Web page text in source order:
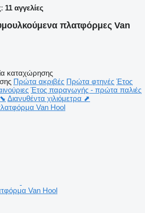
11 αγγελίες
πλατφόρμες Van
καταχώρησης
Πρώτα ακριβές Πρώτα φτηνές Έτος
Έτος παραγωγής - πρώτα παλιές
Διανυθέντα χιλιόμετρα ⬈
Van Hool